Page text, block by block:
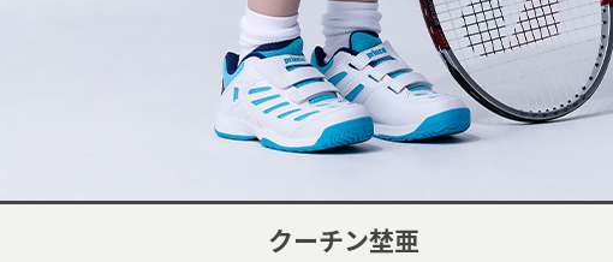
クーチン埜亜